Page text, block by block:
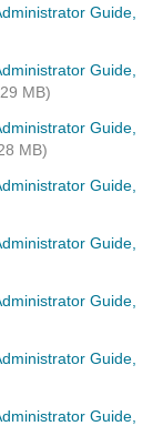
Guide,
Guide,
MB)
Guide,
MB)
Guide,
Guide,
Guide,
Guide,
Guide,